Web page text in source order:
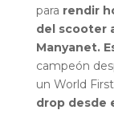
para rendir
del scooter
Manyanet.
campeón
un World
drop desde